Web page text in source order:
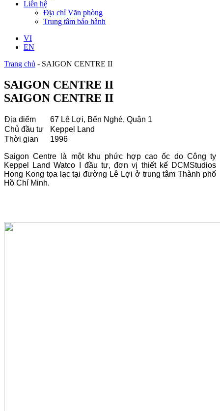
Liên hệ
Địa chỉ Văn phòng
Trung tâm bảo hành
VI
EN
Trang chủ - SAIGON CENTRE II
SAIGON CENTRE II
SAIGON CENTRE II
Địa điểm
67 Lê Lợi, Bến Nghé, Quận 1
Chủ đầu tư
Keppel Land
Thời gian
1996
Saigon Centre là một khu phức hợp cao ốc do Công ty
Keppel Land Watco I đầu tư, đơn vị thiết kế DCMStudios
Hong Kong tọa lạc tại đường Lê Lợi ở trung tâm Thành phố
Hồ Chí Minh.